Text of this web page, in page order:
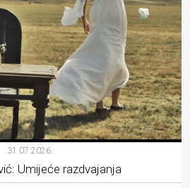
31.07.2026.
Umijeće razdvajanja